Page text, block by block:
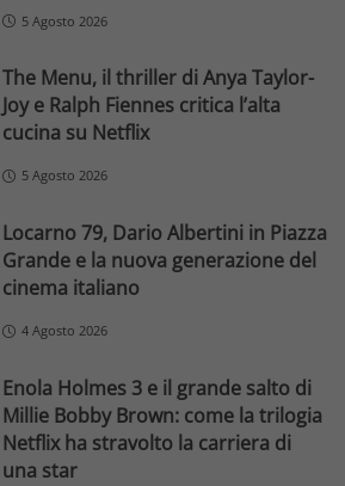
5 Agosto 2026
The Menu, il thriller di Anya Taylor-
Joy e Ralph Fiennes critica l’alta
cucina su Netflix
5 Agosto 2026
Locarno 79, Dario Albertini in Piazza
Grande e la nuova generazione del
cinema italiano
4 Agosto 2026
Enola Holmes 3 e il grande salto di
Millie Bobby Brown: come la trilogia
Netflix ha stravolto la carriera di
una star